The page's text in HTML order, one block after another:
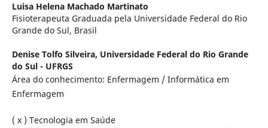
Luisa Helena Machado Martinato
Fisioterapeuta Graduada pela Universidade Federal do Rio
Grande do Sul, Brasil
Denise Tolfo Silveira, Universidade Federal do Rio Grande
do Sul - UFRGS
Área do conhecimento: Enfermagem / Informática em
Enfermagem
( x ) Tecnologia em Saúde